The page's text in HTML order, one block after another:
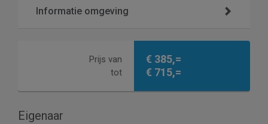
Informatie omgeving
Prijs van
tot
€ 385,=
€ 715,=
Eigenaar